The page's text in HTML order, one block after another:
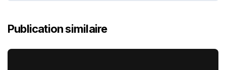
Publication similaire